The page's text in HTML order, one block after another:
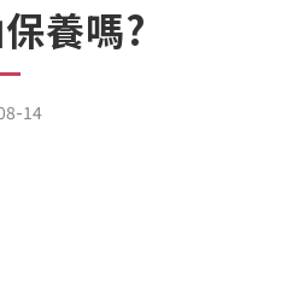
養嗎?
14